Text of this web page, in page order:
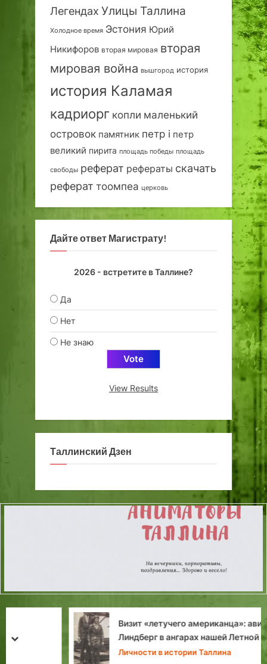
Легендах Улицы Таллина
Холодное время Эстония Юрий
Никифоров вторая мировая вторая
мировая война вышгород история
история Каламая
кадриорг копли маленький
островок памятник петр i петр
великий пирита площадь победы площадь
свободы реферат рефераты скачать
реферат тоомпеа церковь
Дайте ответ Магистрату!
2026 - встретите в Таллине?
Да
Нет
Не знаю
View Results
Таллинский Дзен
Визит «летучего американца»: авиатор
Линдберг в ангарах нашей Летной гавани
Личности в истории Таллина
prev
next